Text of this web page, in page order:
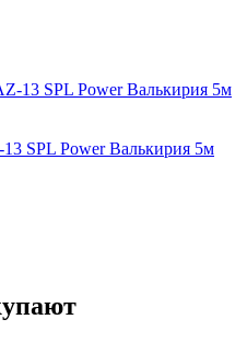
SPL Power Валькирия 5м